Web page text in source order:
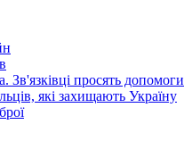
Зв'язківці просять допомоги
які захищають Україну